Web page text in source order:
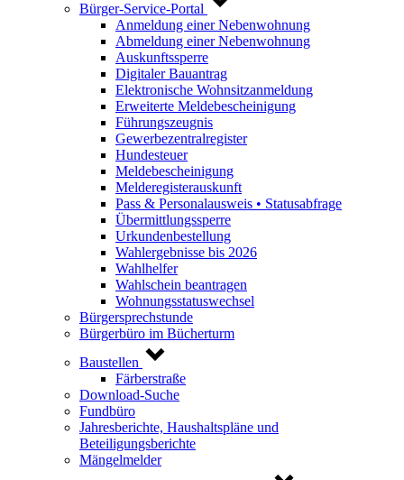
Bürger-Service-Portal
Anmeldung einer Nebenwohnung
Abmeldung einer Nebenwohnung
Auskunftssperre
Digitaler Bauantrag
Elektronische Wohnsitzanmeldung
Erweiterte Meldebescheinigung
Führungszeugnis
Gewerbezentralregister
Hundesteuer
Meldebescheinigung
Melderegisterauskunft
Pass & Personalausweis • Statusabfrage
Übermittlungssperre
Urkundenbestellung
Wahlergebnisse bis 2026
Wahlhelfer
Wahlschein beantragen
Wohnungsstatuswechsel
Bürgersprechstunde
Bürgerbüro im Bücherturm
Baustellen
Färberstraße
Download-Suche
Fundbüro
Jahresberichte, Haushaltspläne und
Beteiligungsberichte
Mängelmelder